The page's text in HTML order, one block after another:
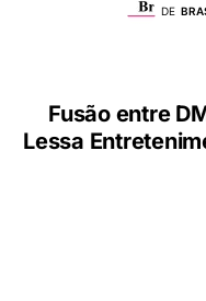
DE
Fusão entre
Lessa